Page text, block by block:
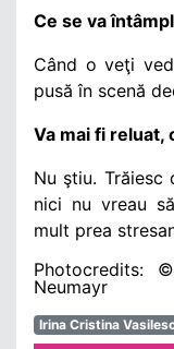
Ce se va
Când o veţi
pusă în scenă
Va mai fi reluat,
Nu ştiu. Trăiesc
nici nu vreau
mult prea
Photocredits:
Neumayr
Irina Cristina